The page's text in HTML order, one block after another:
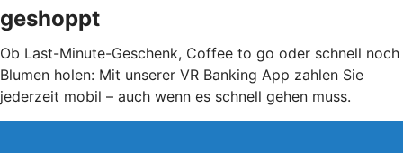
geshoppt
Ob Last-Minute-Geschenk, Coffee to go oder schnell noch
Blumen holen: Mit unserer VR Banking App zahlen Sie
jederzeit mobil – auch wenn es schnell gehen muss.